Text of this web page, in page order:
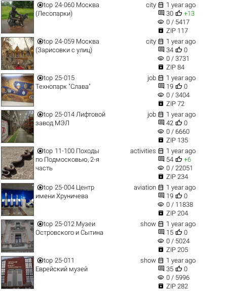
top 24-060 Москва
(Лесопарки)
city  1 year ago
 30  +13
visibility 0 / 5417
 ZIP 117
top 24-059 Москва
(Зарисовки с улиц)
city  1 year ago
 34  0
visibility 0 / 3731
 ZIP 84
top 25-015
Технопарк "Слава"
job  1 year ago
 19  0
visibility 0 / 3404
 ZIP 72
top 25-014 Лифтовой
завод МЭЛ
job  1 year ago
 42  0
visibility 0 / 6660
 ZIP 135
top 11-100 Походы
по Подмосковью, 2-я
часть
activities  1 year ago
 54  +6
visibility 0 / 22051
 ZIP 234
top 25-004 Центр
имени Хруничева
aviation  1 year ago
 19  0
visibility 0 / 11838
 ZIP 204
top 25-012 Музеи
Островского и Сытина
show  1 year ago
 15  0
visibility 0 / 5024
 ZIP 205
top 25-011
Еврейский музей
show  1 year ago
 35  0
visibility 0 / 5996
 ZIP 282